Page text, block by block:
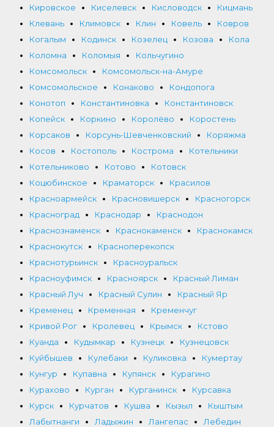
Кировское
Киселевск Кисловодск
Кицмань
Клевань
Климовск Клин Ковель
Ковров
Когалым
Кодинск Козелец Козова
Кола
Коломна
Коломыя
Кольчугино
Комсомольск
Комсомольск-на-Амуре
Комсомольское
Конаково
Кондопога
Конотоп
Константиновка
Константиновск
Копейск
Коркино Королёво
Коростень
Корсаков
Корсунь-Шевченковский
Коряжма
Косов
Костополь Кострома
Котельники
Котельниково
Котово
Котовск
Коцюбинское
Краматорск
Красилов
Красноармейск
Красновишерск
Красногорск
Красноград
Краснодар
Краснодон
Краснознаменск
Краснокаменск
Краснокамск
Краснокутск
Красноперекопск
Краснотурьинск
Красноуральск
Красноуфимск
Красноярск
Красный Лиман
Красный Луч
Красный Сулин
Красный Яр
Кременец
Кременная
Кременчуг
Кривой Рог
Кролевец Крымск
Кстово
Куанда
Кудымкар Кузнецк
Кузнецовск
Куйбышев
Кулебаки Куликовка
Кумертау
Кунгур
Купавна Купянск
Курагино
Курахово
Курган Курганинск
Курсавка
Курск
Курчатов Кушва Кызыл
Кыштым
Лабытнанги
Ладыжин Лангепас
Лебедин